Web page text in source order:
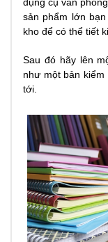
sản phẩm lớn
kho để có thể tiết
Sau đó hãy lên
như một bản
tới.